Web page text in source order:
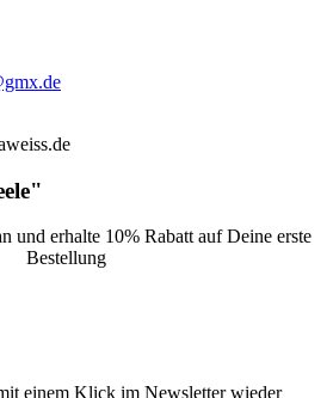
und erhalte 10% Rabatt auf Deine erste
Bestellung
einem Klick im Newsletter wieder